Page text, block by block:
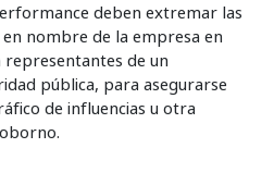
deben extremar las
nombre de la empresa en
representantes de un
pública, para asegurarse
de influencias u otra